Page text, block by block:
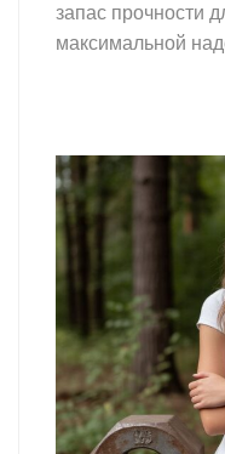
запас прочности
максимальной